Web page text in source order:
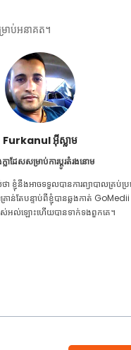
ាប់អនាគត។
ជា សារ៉ាត់
រទេសកម្ពុជាសម្រាប់ CKD
យ​ជីវិត​ដែល​កាន់តែ​អាក្រក់​ទៅៗ។ ខ្ញុំបានរ
ៃគូរបស់គេម្នាក់នៅកម្ពុជា បានជួយខ្ញុំឱ្
ថែរក្សាសុខភាពរបស់ខ្ញុំហើយ។